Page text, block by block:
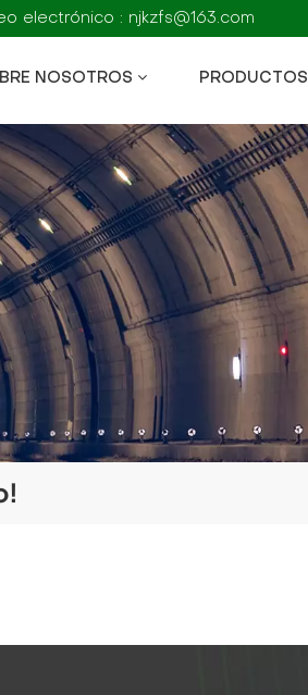
electrónico : njkzfs@163.com
NOSOTROS PRODUCTOS